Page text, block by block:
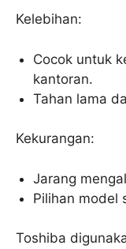
Kelebihan:
Cocok untuk
kantoran.
Tahan lama
Kekurangan:
Jarang
Pilihan model
Toshiba